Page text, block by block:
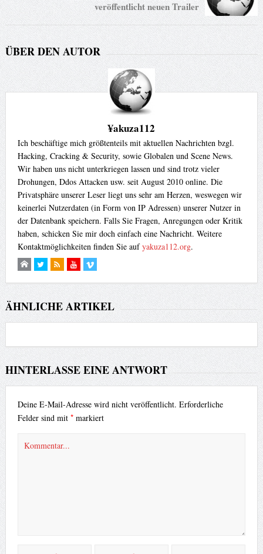
veröffentlicht neuen Trailer
ÜBER DEN AUTOR
¥akuza112
Ich beschäftige mich größtenteils mit aktuellen Nachrichten bzgl.
Hacking, Cracking & Security, sowie Globalen und Scene News.
Wir haben uns nicht unterkriegen lassen und sind trotz vieler
Drohungen, Ddos Attacken usw. seit August 2010 online. Die
Privatsphäre unserer Leser liegt uns sehr am Herzen, weswegen wir
keinerlei Nutzerdaten (in Form von IP Adressen) unserer Nutzer in
der Datenbank speichern. Falls Sie Fragen, Anregungen oder Kritik
haben, schicken Sie mir doch einfach eine Nachricht. Weitere
Kontaktmöglichkeiten finden Sie aufyakuza112.org.
ÄHNLICHE ARTIKEL
HINTERLASSE EINE ANTWORT
Deine E-Mail-Adresse wird nicht veröffentlicht. Erforderliche
Felder sind mit *markiert